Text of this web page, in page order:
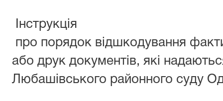
Інструкція
про порядок відшкодування
або друк документів, які
Любашівського районного суду